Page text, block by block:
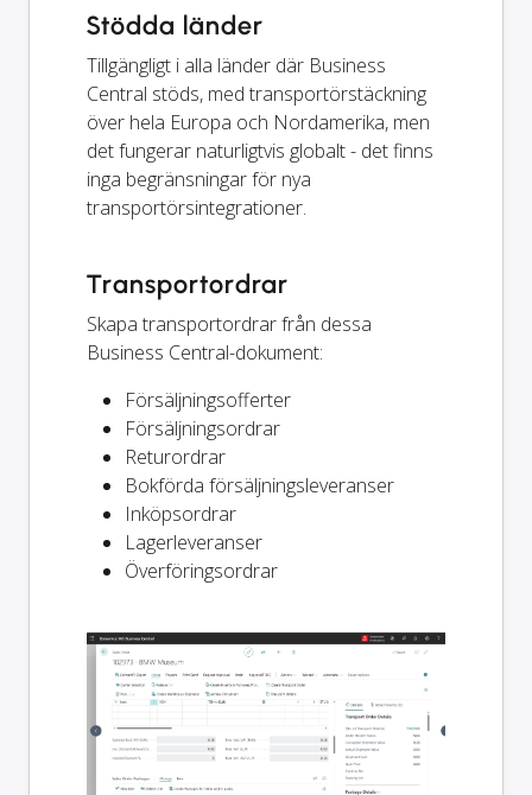
Stödda länder
Tillgängligt i alla länder där Business
Central stöds, med transportörstäckning
över hela Europa och Nordamerika, men
det fungerar naturligtvis globalt - det finns
inga begränsningar för nya
transportörsintegrationer.
Transportordrar
Skapa transportordrar från dessa
Business Central-dokument:
Försäljningsofferter
Försäljningsordrar
Returordrar
Bokförda försäljningsleveranser
Inköpsordrar
Lagerleveranser
Överföringsordrar